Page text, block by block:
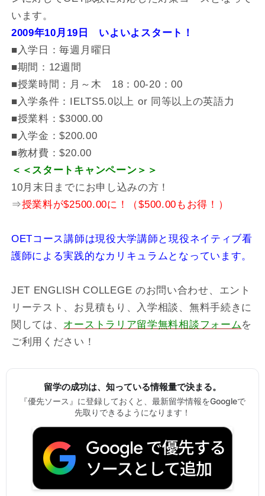
います。
2009年10月19日 いよいよスタート！
■入学日：毎週月曜日
■期間：12週間
■授業時間：月～木 18：00-20：00
■入学条件：IELTS5.0以上 or 同等以上の英語力
■授業料：$3000.00
■入学金：$200.00
■教材費：$20.00
＜＜スタートキャンペーン＞＞
10月末日までにお申し込みの方！
⇒授業料が$2500.00に！（$500.00もお得！）
OETコース講師は現役大学講師と現役ネイティブ看
護師による実践的なカリキュラムとなっています。
JET ENGLISH COLLEGE のお問い合わせ、エント
リーテスト、お見積もり、入学相談、無料手続きに
関しては、 オーストラリア留学無料相談フォームを
ご利用ください！
留学の成功は、知っている情報量で決まる。
『優先ソース』に登録しておくと、最新留学情報をGoogleで
先取りできるようになります！